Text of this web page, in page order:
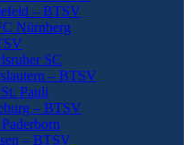
– BTSV
Nürnberg
SC
– BTSV
Pauli
– BTSV
– BTSV